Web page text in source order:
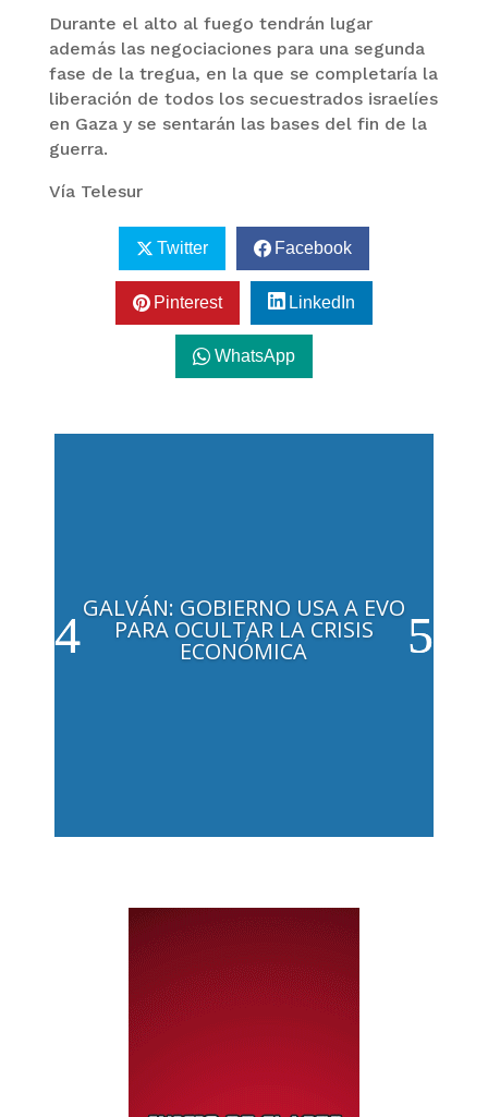
Durante el alto al fuego tendrán lugar
además las negociaciones para una segunda
fase de la tregua, en la que se completaría la
liberación de todos los secuestrados israelíes
en Gaza y se sentarán las bases del fin de la
guerra.
Vía Telesur
Twitter Facebook
Pinterest LinkedIn
WhatsApp
GALVÁN: GOBIERNO USA A EVO
PARA OCULTAR LA CRISIS
ECONÓMICA